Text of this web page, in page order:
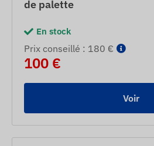
de palette
En stock
Prix ​​conseillé : 180 €
100 €
Voir